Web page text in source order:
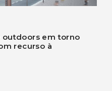
outdoors em torno
recurso à